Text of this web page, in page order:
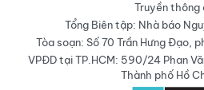
Truyền thông
Tổng Biên tập: Nhà báo
Tòa soạn: Số 70 Trần Hưng Đạo,
VPĐD tại TP.HCM: 590/24 Phan
Thành phố Hồ